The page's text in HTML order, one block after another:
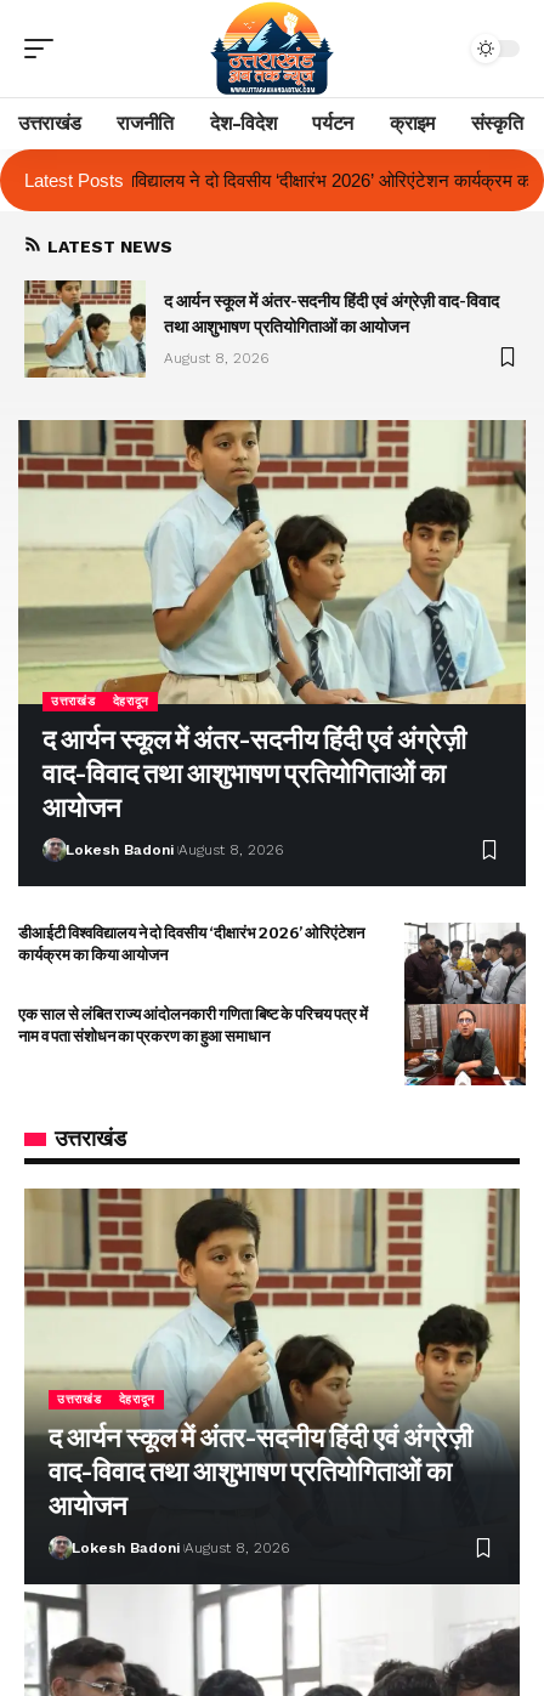
उत्तराखंड राजनीति देश-विदेश पर्यटन क्राइम संस्कृति
Latest Posts
‘दीक्षारंभ 2026’ ओरिएंटेशन कार्यक्रम का किया आयोजन एक साल से लंबित
LATEST NEWS
द आर्यन स्कूल में अंतर-सदनीय हिंदी एवं अंग्रेज़ी वाद-विवाद
तथा आशुभाषण प्रतियोगिताओं का आयोजन
August 8, 2026
उत्तराखंड देहरादून
द आर्यन स्कूल में अंतर-सदनीय हिंदी एवं अंग्रेज़ी
वाद-विवाद तथा आशुभाषण प्रतियोगिताओं का
आयोजन
Lokesh Badoni August 8, 2026
डीआईटी विश्वविद्यालय ने दो दिवसीय ‘दीक्षारंभ 2026’ ओरिएंटेशन
कार्यक्रम का किया आयोजन
एक साल से लंबित राज्य आंदोलनकारी गणिता बिष्ट के परिचय पत्र में
नाम व पता संशोधन का प्रकरण का हुआ समाधान
उत्तराखंड
उत्तराखंड देहरादून
द आर्यन स्कूल में अंतर-सदनीय हिंदी एवं अंग्रेज़ी
वाद-विवाद तथा आशुभाषण प्रतियोगिताओं का
आयोजन
Lokesh Badoni August 8, 2026